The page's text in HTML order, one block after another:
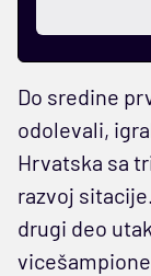
Do sredine
odolevali,
Hrvatska sa
razvoj
drugi deo